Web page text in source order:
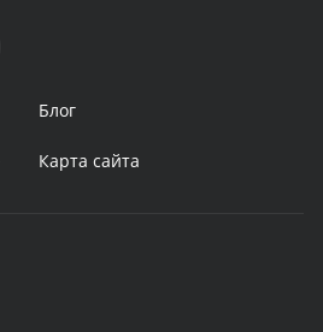
Блог
Карта сайта